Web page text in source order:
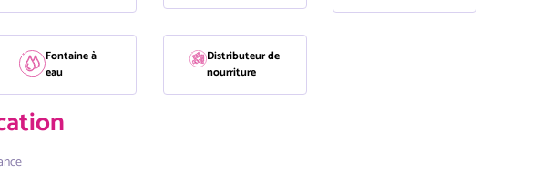
Fontaine à
eau
Distributeur de
nourriture